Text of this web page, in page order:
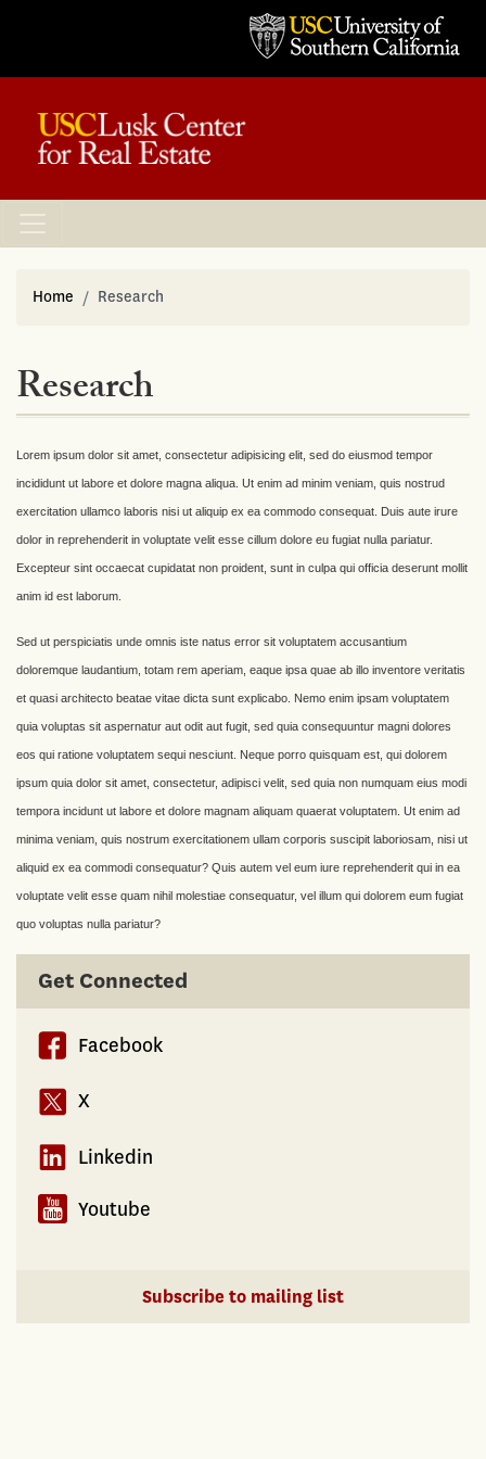
Home Research
Research
Lorem ipsum dolor sit amet, consectetur adipisicing elit, sed do eiusmod tempor
incididunt ut labore et dolore magna aliqua. Ut enim ad minim veniam, quis nostrud
exercitation ullamco laboris nisi ut aliquip ex ea commodo consequat. Duis aute irure
dolor in reprehenderit in voluptate velit esse cillum dolore eu fugiat nulla pariatur.
Excepteur sint occaecat cupidatat non proident, sunt in culpa qui officia deserunt mollit
anim id est laborum.
Sed ut perspiciatis unde omnis iste natus error sit voluptatem accusantium
doloremque laudantium, totam rem aperiam, eaque ipsa quae ab illo inventore veritatis
et quasi architecto beatae vitae dicta sunt explicabo. Nemo enim ipsam voluptatem
quia voluptas sit aspernatur aut odit aut fugit, sed quia consequuntur magni dolores
eos qui ratione voluptatem sequi nesciunt. Neque porro quisquam est, qui dolorem
ipsum quia dolor sit amet, consectetur, adipisci velit, sed quia non numquam eius modi
tempora incidunt ut labore et dolore magnam aliquam quaerat voluptatem. Ut enim ad
minima veniam, quis nostrum exercitationem ullam corporis suscipit laboriosam, nisi ut
aliquid ex ea commodi consequatur? Quis autem vel eum iure reprehenderit qui in ea
voluptate velit esse quam nihil molestiae consequatur, vel illum qui dolorem eum fugiat
quo voluptas nulla pariatur?
Get Connected
Facebook
X
Linkedin
Youtube
Subscribe to mailing list